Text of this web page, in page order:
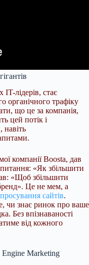
лідерів, стає
органічного трафіку
що це за компанія,
цей потік і
навіть
компанії Boosta, дав
питання: «Як збільшити
«Щоб збільшити
Це не мем, а
сайтів.
чи знає ринок про ваше
Без впізнаваності
від кожного
Engine Marketing